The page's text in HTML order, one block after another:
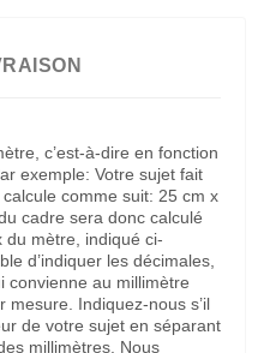
c’est-à-dire en fonction
exemple: Votre sujet fait
comme suit: 25 cm x
cadre sera donc calculé
du mètre, indiqué ci-
d’indiquer les décimales,
convienne au millimètre
Indiquez-nous s’il
de votre sujet en séparant
millimètres. Nous